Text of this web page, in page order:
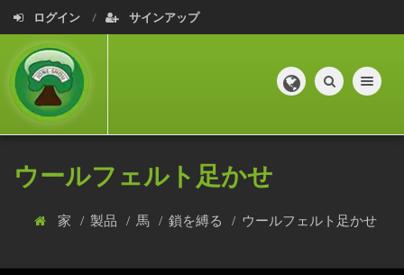
ログイン サインアップ
Toggle
ウールフェルト足かせ
家 製品 馬 鎖を縛る ウールフェルト足かせ